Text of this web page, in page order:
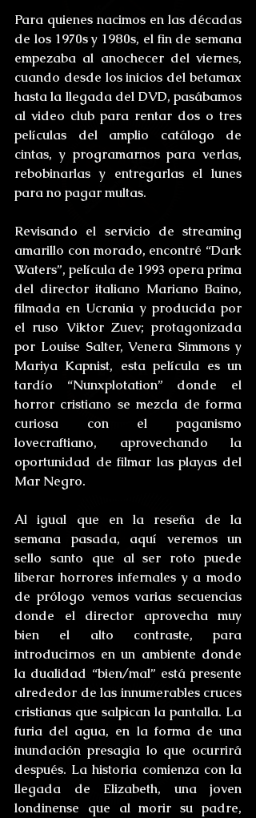
Para quienes nacimos en las décadas
de los 1970s y 1980s, el fin de semana
empezaba al anochecer del viernes,
cuando desde los inicios del betamax
hasta la llegada del DVD, pasábamos
al video club para rentar dos o tres
películas del amplio catálogo de
cintas, y programarnos para verlas,
rebobinarlas y entregarlas el lunes
para no pagar multas.
Revisando el servicio de streaming
amarillo con morado, encontré “Dark
Waters”, película de 1993 opera prima
del director italiano Mariano Baino,
filmada en Ucrania y producida por
el ruso Viktor Zuev; protagonizada
por Louise Salter, Venera Simmons y
Mariya Kapnist, esta película es un
tardío “Nunxplotation” donde el
horror cristiano se mezcla de forma
curiosa con el paganismo
lovecraftiano, aprovechando la
oportunidad de filmar las playas del
Mar Negro.
Al igual que en la reseña de la
semana pasada, aquí veremos un
sello santo que al ser roto puede
liberar horrores infernales y a modo
de prólogo vemos varias secuencias
donde el director aprovecha muy
bien el alto contraste, para
introducirnos en un ambiente donde
la dualidad “bien/mal” está presente
alrededor de las innumerables cruces
cristianas que salpican la pantalla. La
furia del agua, en la forma de una
inundación presagia lo que ocurrirá
después. La historia comienza con la
llegada de Elizabeth, una joven
londinense que al morir su padre,